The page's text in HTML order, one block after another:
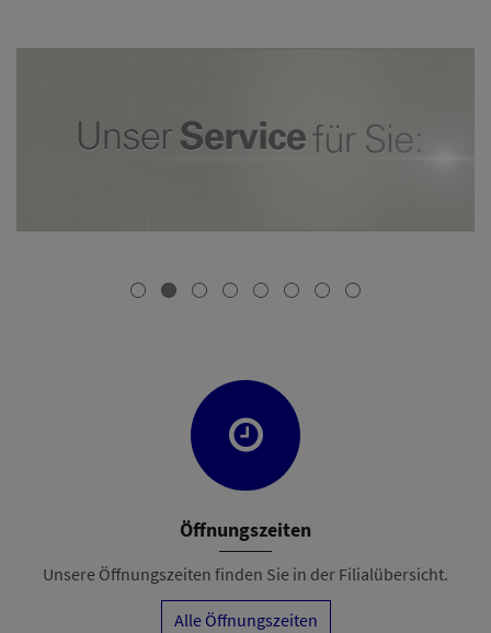
Öffnungszeiten
Unsere Öffnungszeiten finden Sie in der Filialübersicht.
Alle Öffnungszeiten